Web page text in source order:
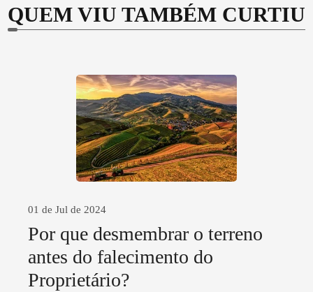
QUEM VIU TAMBÉM CURTIU
01 de Jul de 2024
Por que desmembrar o terreno
antes do falecimento do
Proprietário?